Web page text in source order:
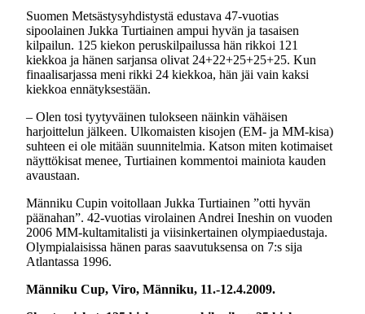
Suomen Metsästysyhdistystä edustava 47-vuotias
sipoolainen Jukka Turtiainen ampui hyvän ja tasaisen
kilpailun. 125 kiekon peruskilpailussa hän rikkoi 121
kiekkoa ja hänen sarjansa olivat 24+22+25+25+25. Kun
finaalisarjassa meni rikki 24 kiekkoa, hän jäi vain kaksi
kiekkoa ennätyksestään.
– Olen tosi tyytyväinen tulokseen näinkin vähäisen
harjoittelun jälkeen. Ulkomaisten kisojen (EM- ja MM-kisa)
suhteen ei ole mitään suunnitelmia. Katson miten kotimaiset
näyttökisat menee, Turtiainen kommentoi mainiota kauden
avaustaan.
Männiku Cupin voitollaan Jukka Turtiainen ”otti hyvän
päänahan”. 42-vuotias virolainen Andrei Ineshin on vuoden
2006 MM-kultamitalisti ja viisinkertainen olympiaedustaja.
Olympialaisissa hänen paras saavutuksensa on 7:s sija
Atlantassa 1996.
Männiku Cup, Viro, Männiku, 11.-12.4.2009.